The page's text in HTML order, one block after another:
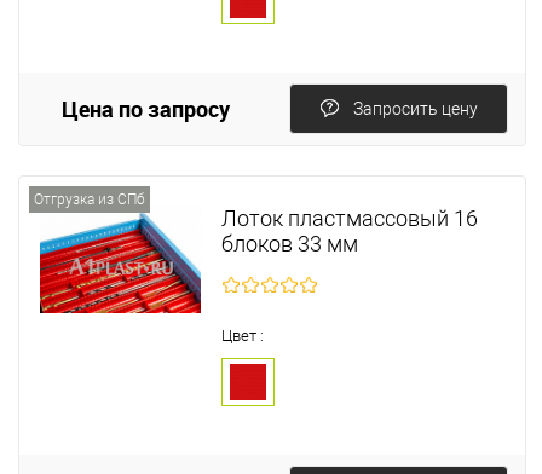
Цена по запросу Запросить цену
Отгрузка из СПб
Лоток пластмассовый 16
блоков 33 мм
Цвет :